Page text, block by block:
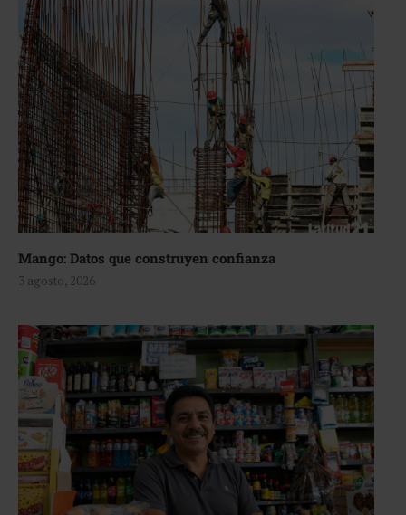
Mango: Datos que construyen confianza
3 agosto, 2026